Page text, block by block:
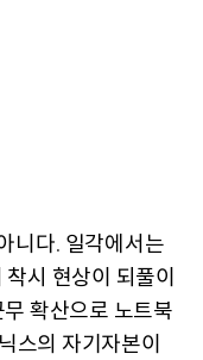
니다. 일각에서는
시 현상이 되풀이
확산으로 노트북
스의 자기자본이